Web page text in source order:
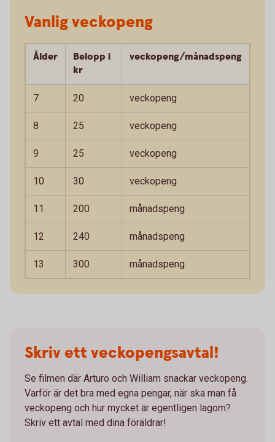
Vanlig veckopeng
Ålder
Belopp i
kr
veckopeng/månadspeng
7 20 veckopeng
8 25 veckopeng
9 25 veckopeng
10 30 veckopeng
11 200 månadspeng
12 240 månadspeng
13 300 månadspeng
Skriv ett veckopengsavtal!
Se filmen där Arturo och William snackar veckopeng.
Varför är det bra med egna pengar, när ska man få
veckopeng och hur mycket är egentligen lagom?
Skriv ett avtal med dina föräldrar!